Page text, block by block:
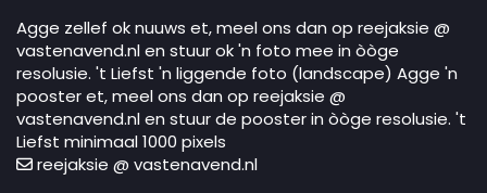
Agge zellef ok nuuws et, meel ons dan op reejaksie @
vastenavend.nl en stuur ok 'n foto mee in òòge
resolusie. 't Liefst 'n liggende foto (landscape) Agge 'n
pooster et, meel ons dan op reejaksie @
vastenavend.nl en stuur de pooster in òòge resolusie. 't
Liefst minimaal 1000 pixels
reejaksie @ vastenavend.nl